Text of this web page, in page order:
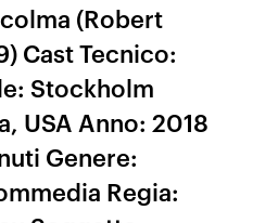
(Robert
Cast Tecnico:
Stockholm
USA Anno: 2018
Genere:
Regia: